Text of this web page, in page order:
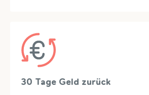
einem stilvollen cremefarbenen
Hause.
30 Tage Geld zurück